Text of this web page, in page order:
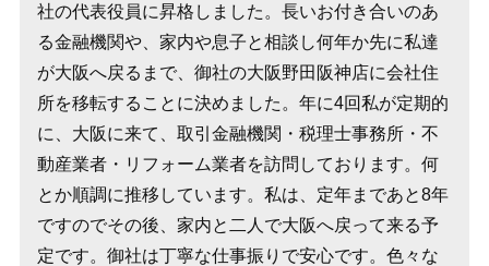
社の代表役員に昇格しました。長いお付き合いのあ
る金融機関や、家内や息子と相談し何年か先に私達
が大阪へ戻るまで、御社の大阪野田阪神店に会社住
所を移転することに決めました。年に4回私が定期的
に、大阪に来て、取引金融機関・税理士事務所・不
動産業者・リフォーム業者を訪問しております。何
とか順調に推移しています。私は、定年まであと8年
ですのでその後、家内と二人で大阪へ戻って来る予
定です。御社は丁寧な仕事振りで安心です。色々な